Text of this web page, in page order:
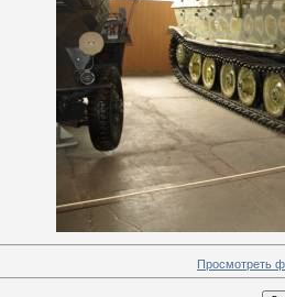
Просмотреть